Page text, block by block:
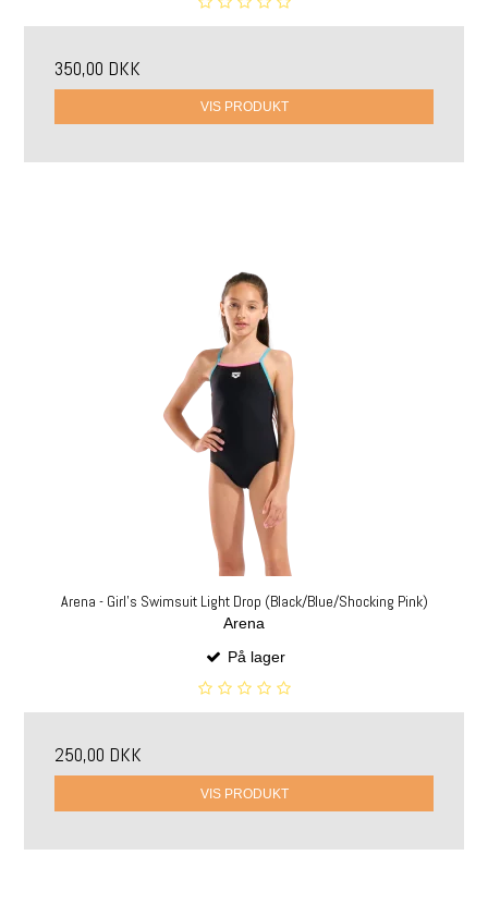
350,00 DKK
VIS PRODUKT
Arena - Girl's Swimsuit Light Drop (Black/Blue/Shocking Pink)
Arena
På lager
250,00 DKK
VIS PRODUKT